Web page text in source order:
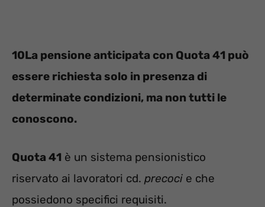
10La pensione anticipata con Quota 41 può
essere richiesta solo in presenza di
determinate condizioni, ma non tutti le
conoscono.
Quota 41 è un sistema pensionistico
riservato ai lavoratori cd. precoci e che
possiedono specifici requisiti.